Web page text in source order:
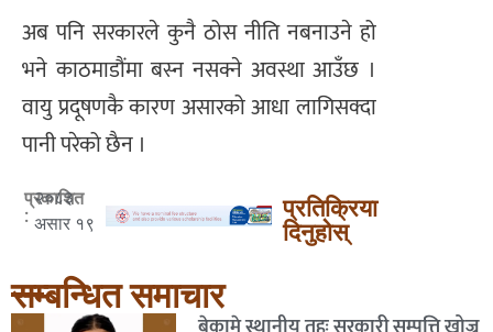
अब पनि सरकारले कुनै ठोस नीति नबनाउने हो
भने काठमाडौंमा बस्न नसक्ने अवस्था आउँछ ।
वायु प्रदूषणकै कारण असारको आधा लागिसक्दा
पानी परेको छैन ।
प्रकाशित
:
२०८३
असार १९
प्रतिक्रिया
दिनुहोस्
सम्बन्धित समाचार